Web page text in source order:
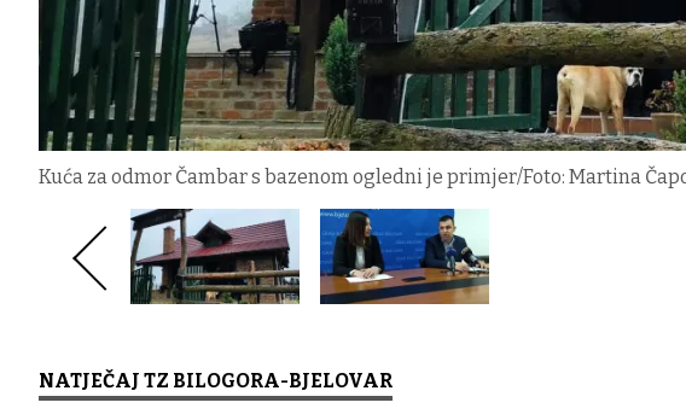
Kuća za odmor Čambar s bazenom ogledni je primjer/Foto: Martina
NATJEČAJ TZ BILOGORA-BJELOVAR